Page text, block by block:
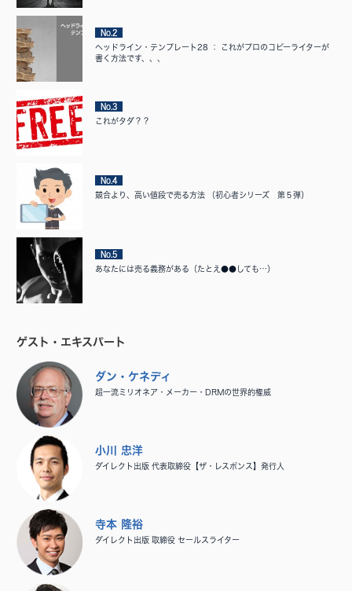
No.2
ヘッドライン・テンプレート28 ： これがプロのコピーライターが
書く方法です、、、
No.3
これがタダ？？
No.4
競合より、高い値段で売る方法 （初心者シリーズ 第５弾）
No.5
あなたには売る義務がある（たとえ●●しても…）
ゲスト・エキスパート
ダン・ケネディ
超一流ミリオネア・メーカー・DRMの世界的権威
小川 忠洋
ダイレクト出版 代表取締役【ザ・レスポンス】発行人
寺本 隆裕
ダイレクト出版 取締役 セールスライター